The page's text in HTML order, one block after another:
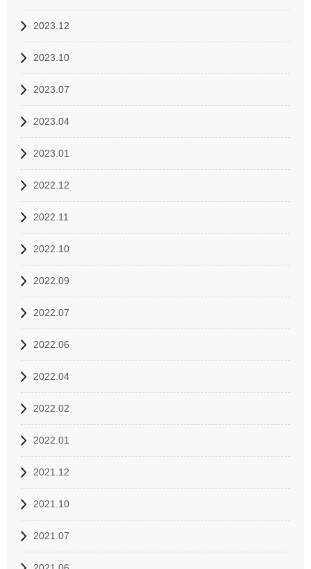
2023.12
2023.10
2023.07
2023.04
2023.01
2022.12
2022.11
2022.10
2022.09
2022.07
2022.06
2022.04
2022.02
2022.01
2021.12
2021.10
2021.07